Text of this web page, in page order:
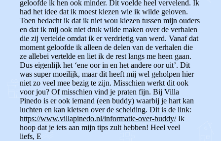
geloofde ik hen ook minder. Dit voelde heel vervelend. Ik
had het idee dat ik moest kiezen wie ik wilde geloven.
Toen bedacht ik dat ik niet wou kiezen tussen mijn ouders
en dat ik mij ook niet druk wilde maken over de verhalen
die zij vertelde omdat ik er verdrietig van werd. Vanaf dat
moment geloofde ik alleen de delen van de verhalen die
ze allebei vertelde en liet ik de rest langs me heen gaan.
Dus eigenlijk het ‘ene oor in en het andere oor uit’. Dit
was super moeilijk, maar dit heeft mij wel geholpen hier
niet zo veel mee bezig te zijn. Misschien werkt dit ook
voor jou? Of misschien vind je praten fijn. Bij Villa
Pinedo is er ook iemand (een buddy) waarbij je hart kan
luchten en kan kletsen over de scheiding. Dit is de link:
https://www.villapinedo.nl/informatie-over-buddy/ Ik
hoop dat je iets aan mijn tips zult hebben! Heel veel
liefs, E